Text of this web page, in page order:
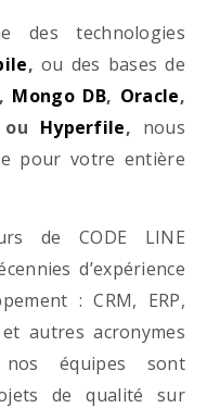
des technologies
, ou des bases de
, Mongo DB, Oracle,
ou Hyperfile, nous
pour votre entière
de CODE LINE
d’expérience
: CRM, ERP,
autres acronymes
nos équipes sont
de qualité sur